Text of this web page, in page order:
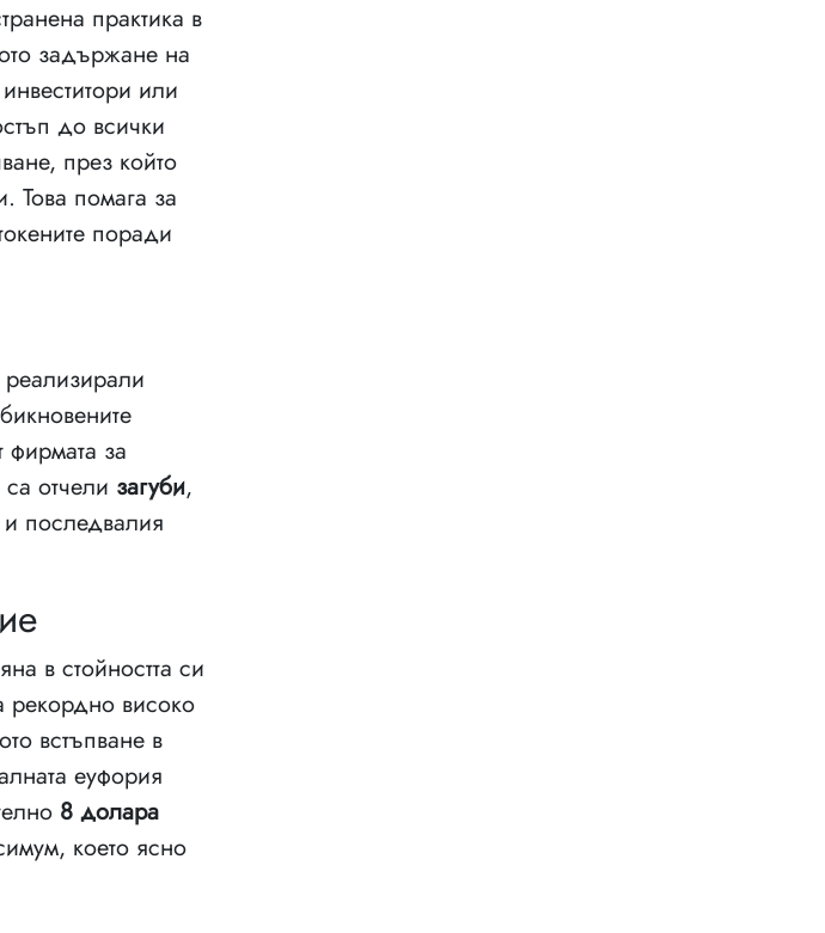
практика в
задържане на
или
до всички
през който
Това помага за
поради
за
отчели загуби,
последвалия
в стойността си
рекордно високо
встъпване в
еуфория
8 долара
което ясно